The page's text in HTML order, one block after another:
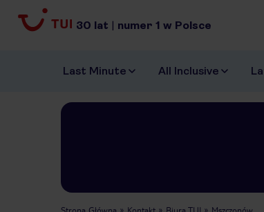
30 lat | numer 1 w Polsce
Last Minute All Inclusive